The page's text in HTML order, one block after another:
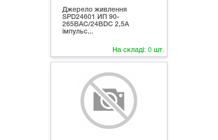
Джерело живлення
SPD24601 ИП 90-
265ВAC/24ВDC 2,5А
імпульс...
На складі: 0 шт.